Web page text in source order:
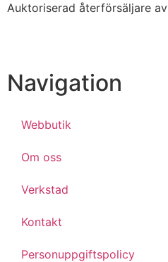
Auktoriserad återförsäljare av
Navigation
Webbutik
Om oss
Verkstad
Kontakt
Personuppgiftspolicy